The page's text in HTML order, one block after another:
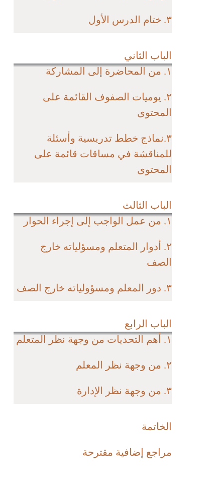
٣. ختام الدرس الأول
الباب الثاني
١. من المحاضرة إلى المشاركة
٢. يوميات الصفوف القائمة على
المحتوى
٣.نماذج خطط تدريسية وأسئلة
للمناقشة في مساقات قائمة على
المحتوى
الباب الثالث
١. من عمل الواجب إلى إجراء الحوار
٢. أدوار المتعلم ومسؤلياته خارج
الصف
٣. دور المعلم ومسؤولياته خارج الصف
الباب الرابع
١. أهم التحديات من وجهة نظر المتعلم
٢. من وجهة نظر المعلم
٣. من وجهة نظر الإدارة
الخاتمة
مراجع إضافية مقترحة